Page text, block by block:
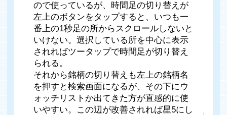
ので使っているが、時間足の切り替えが
左上のボタンをタップすると、いつも一
番上の1秒足の所からスクロールしないと
いけない。選択している所を中心に表示
されればツータップで時間足が切り替え
られる。
それから銘柄の切り替えも左上の銘柄名
を押すと検索画面になるが、その下にウ
ォッチリストか出てきた方が直感的に使
いやすい。この辺が改善されれば星5にし